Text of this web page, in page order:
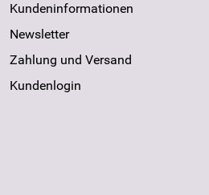
Kundeninformationen
Newsletter
Zahlung und Versand
Kundenlogin